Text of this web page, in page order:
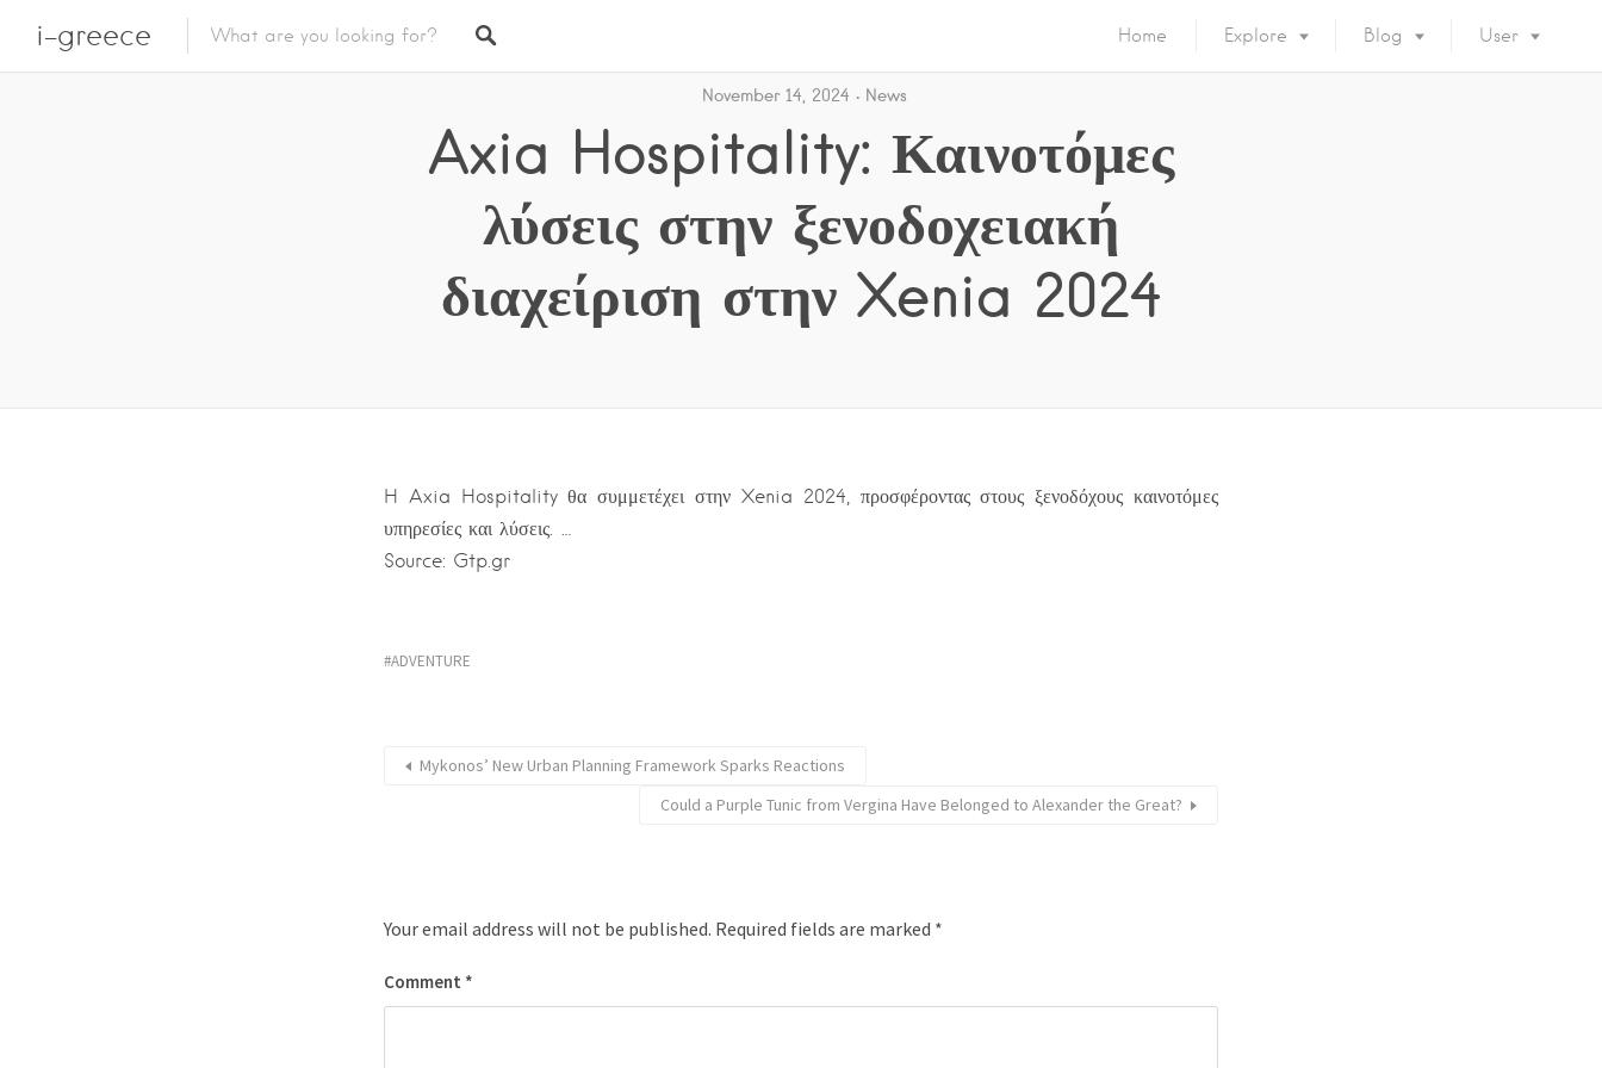
i-greece Home Explore Blog User
November 14, 2024 News
Axia Hospitality: Καινοτόμες
λύσεις στην ξενοδοχειακή
διαχείριση στην Xenia 2024
H Axia Hospitality θα συμμετέχει στην Xenia 2024, προσφέροντας στους ξενοδόχους καινοτόμες
υπηρεσίες και λύσεις. …
Source: Gtp.gr
ADVENTURE
Mykonos’ New Urban Planning Framework Sparks Reactions
Could a Purple Tunic from Vergina Have Belonged to Alexander the Great?
Your email address will not be published. Required fields are marked *
Comment *